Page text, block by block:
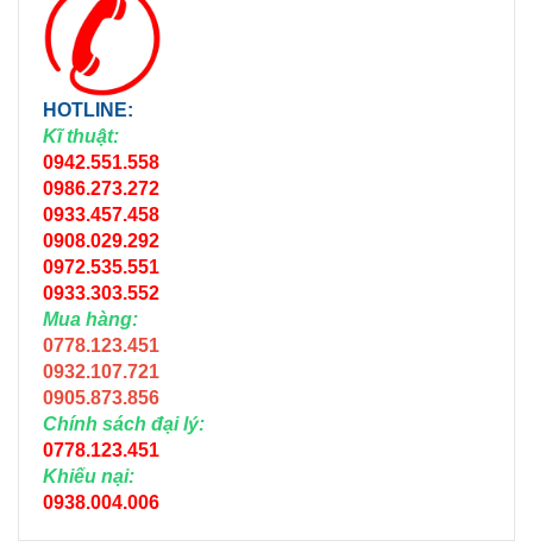
HOTLINE:
Kĩ thuật:
0942.551.558
0986.273.272
0933.457.458
0908.029.292
0972.535.551
0933.303.552
Mua hàng:
0778.123.451
0932.107.721
0905.873.856
Chính sách đại lý:
0778.123.451
Khiếu nại:
0938.004.006